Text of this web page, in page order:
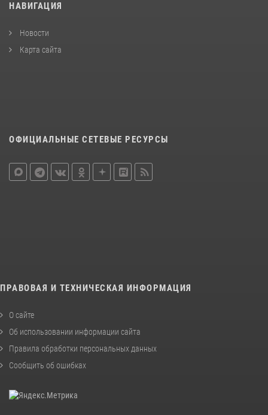
НАВИГАЦИЯ
Новости
Карта сайта
ОФИЦИАЛЬНЫЕ СЕТЕВЫЕ РЕСУРСЫ
ПРАВОВАЯ И ТЕХНИЧЕСКАЯ ИНФОРМАЦИЯ
О сайте
Об использовании информации сайта
Правила обработки персональных данных
Сообщить об ошибках